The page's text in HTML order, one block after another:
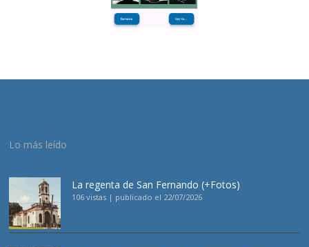
Lo más leído
La regenta de San Fernando (+Fotos)
106 vistas | publicado el 22/07/2026